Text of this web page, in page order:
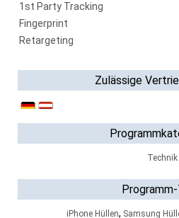
1st Party Tracking
Fingerprint
Retargeting
Zulässige
Technik
iPhone Hüllen, Samsung